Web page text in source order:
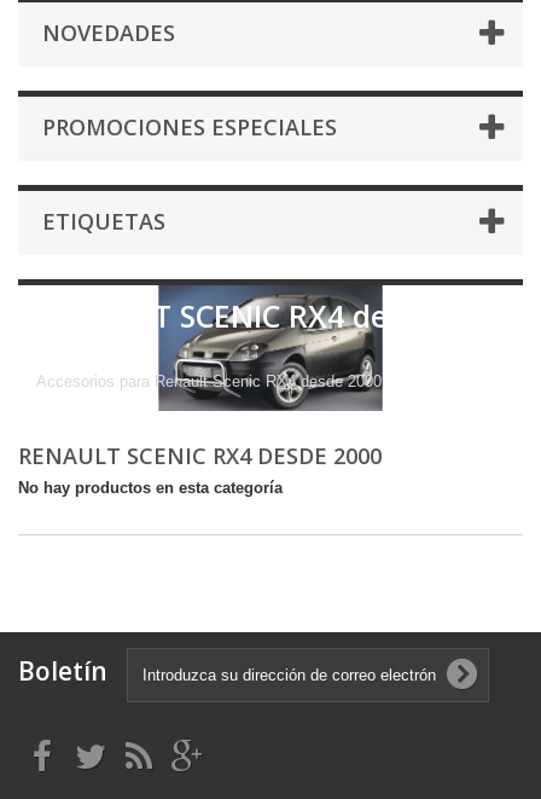
NOVEDADES
PROMOCIONES ESPECIALES
ETIQUETAS
RENAULT SCENIC RX4 desde
Accesorios para Renault Scenic RX4 desde 2000
RENAULT SCENIC RX4 DESDE 2000
No hay productos en esta categoría
Boletín